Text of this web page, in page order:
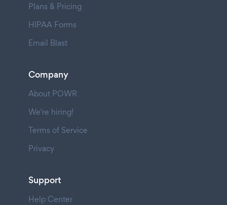
Plans & Pricing
HIPAA Forms
Email Blast
Company
About POWR
We're hiring!
Terms of Service
Privacy
Support
Help Center